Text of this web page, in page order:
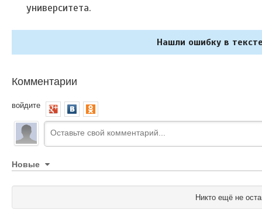
университета.
Нашли ошибку в
Комментарии
войдите
Новые
Никто ещё не